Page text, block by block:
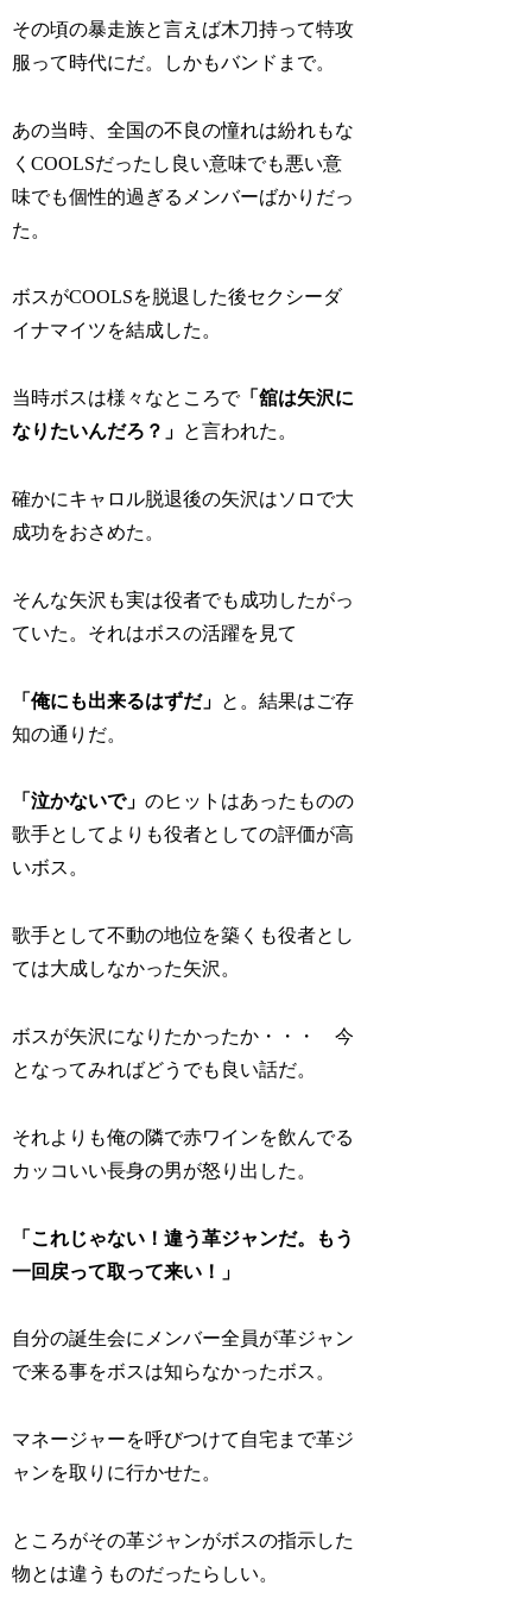
その頃の暴走族と言えば木刀持って特攻
服って時代にだ。しかもバンドまで。
あの当時、全国の不良の憧れは紛れもな
くCOOLSだったし良い意味でも悪い意
味でも個性的過ぎるメンバーばかりだっ
た。
ボスがCOOLSを脱退した後セクシーダ
イナマイツを結成した。
当時ボスは様々なところで「舘は矢沢に
なりたいんだろ？」 と言われた。
確かにキャロル脱退後の矢沢はソロで大
成功をおさめた。
そんな矢沢も実は役者でも成功したがっ
ていた。それはボスの活躍を見て
「俺にも出来るはずだ」 と。結果はご存
知の通りだ。
「泣かないで」のヒットはあったものの
歌手としてよりも役者としての評価が高
いボス。
歌手として不動の地位を築くも役者とし
ては大成しなかった矢沢。
ボスが矢沢になりたかったか・・・ 今
となってみればどうでも良い話だ。
それよりも俺の隣で赤ワインを飲んでる
カッコいい長身の男が怒り出した。
「これじゃない！違う革ジャンだ。もう
一回戻って取って来い！」
自分の誕生会にメンバー全員が革ジャン
で来る事をボスは知らなかったボス。
マネージャーを呼びつけて自宅まで革ジ
ャンを取りに行かせた。
ところがその革ジャンがボスの指示した
物とは違うものだったらしい。